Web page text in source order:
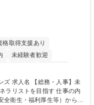
格取得支援あり
未経験者歓迎
土日祝休み 寮・社宅あり
】未
トを目指す 仕事の内
全衛生・福利厚生等）からお